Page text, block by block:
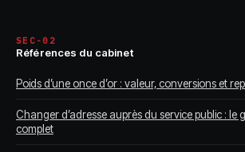
SEC-02
Références du cabinet
Poids d’une once d’or : valeur, conversions et
Changer d’adresse auprès du service public : le
complet